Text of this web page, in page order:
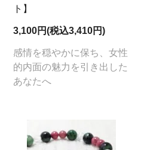
ト】
3,100円(税込3,410円)
感情を穏やかに保ち、女性
的内面の魅力を引き出した
あなたへ